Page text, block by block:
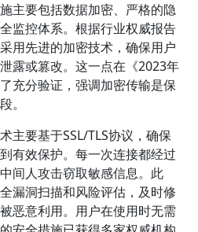
主要包括数据加密、严格的隐
监控体系。根据行业权威报告
用先进的加密技术，确保用户
露或篡改。这一点在《2023年
充分验证，强调加密传输是保
。
主要基于SSL/TLS协议，确保
有效保护。每一次连接都经过
间人攻击窃取敏感信息。此
漏洞扫描和风险评估，及时修
恶意利用。用户在使用时无需